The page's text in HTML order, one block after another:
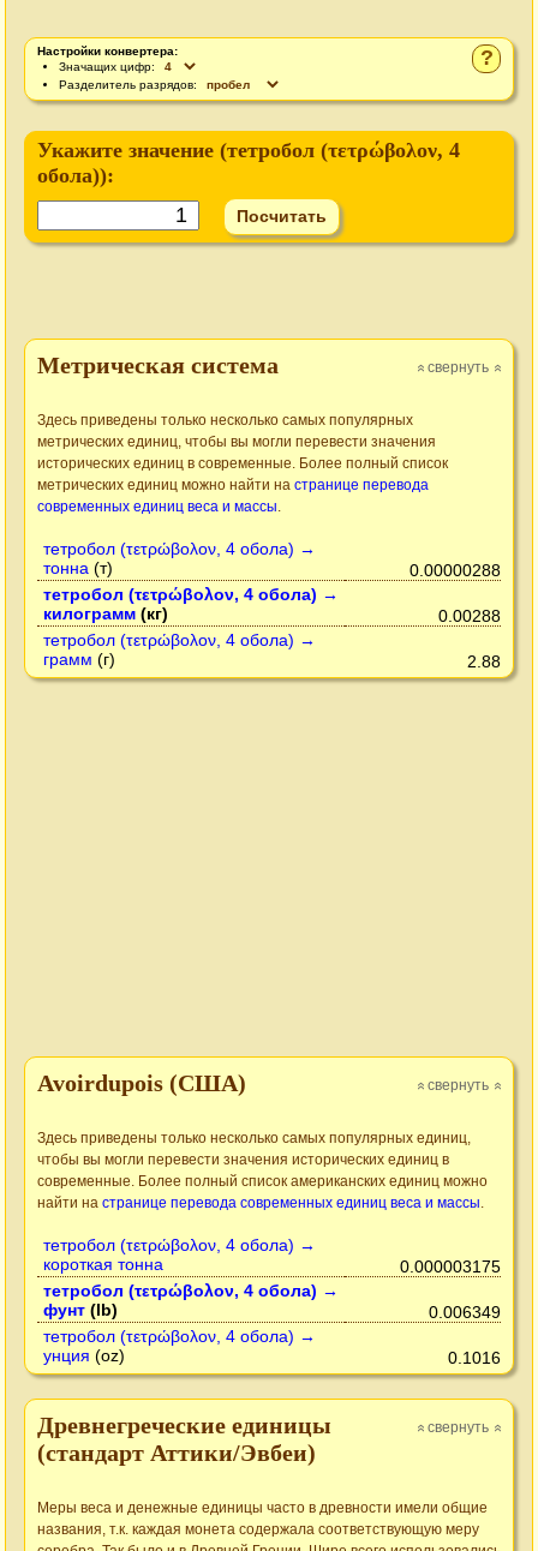
?
Настройки конвертера:
Значащих цифр:
Разделитель разрядов:
Укажите значение (тетробол (τετρώβολον, 4
обола)):
»свернуть»
Метрическая система
Здесь приведены только несколько самых популярных
метрических единиц, чтобы вы могли перевести значения
исторических единиц в современные. Более полный список
метрических единиц можно найти на странице перевода
современных единиц веса и массы.
тетробол (τετρώβολον, 4 обола) →
тонна (т)
0.00000288
тетробол (τετρώβολον, 4 обола) →
килограмм (кг)
0.00288
тетробол (τετρώβολον, 4 обола) →
грамм (г) 2.88
»свернуть»
Avoirdupois (США)
Здесь приведены только несколько самых популярных единиц,
чтобы вы могли перевести значения исторических единиц в
современные. Более полный список американских единиц можно
найти на странице перевода современных единиц веса и массы.
тетробол (τετρώβολον, 4 обола) →
короткая тонна
0.000003175
тетробол (τετρώβολον, 4 обола) →
фунт (lb)
0.006349
тетробол (τετρώβολον, 4 обола) →
унция (oz) 0.1016
»свернуть»
Древнегреческие единицы
(стандарт Аттики/Эвбеи)
Меры веса и денежные единицы часто в древности имели общие
названия, т.к. каждая монета содержала соответствующую меру